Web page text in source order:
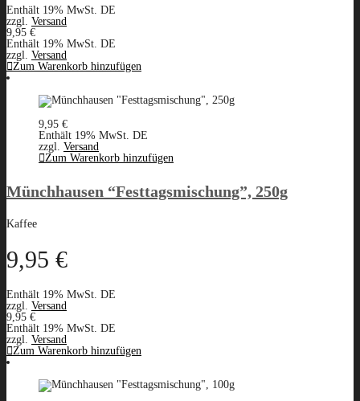
Enthält 19% MwSt. DE
zzgl. Versand
9,95 €
Enthält 19% MwSt. DE
zzgl. Versand
Zum Warenkorb hinzufügen
9,95 €
Enthält 19% MwSt. DE
zzgl. Versand
Zum Warenkorb hinzufügen
Münchhausen “Festtagsmischung”, 250g
Kaffee
9,95 €
Enthält 19% MwSt. DE
zzgl. Versand
9,95 €
Enthält 19% MwSt. DE
zzgl. Versand
Zum Warenkorb hinzufügen